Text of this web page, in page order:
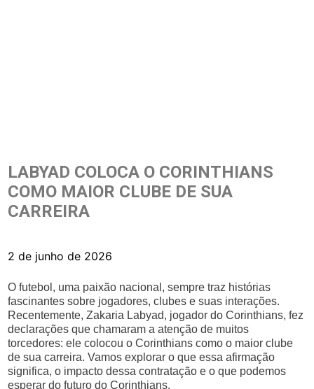
LABYAD COLOCA O CORINTHIANS
COMO MAIOR CLUBE DE SUA
CARREIRA
2 de junho de 2026
O futebol, uma paixão nacional, sempre traz histórias
fascinantes sobre jogadores, clubes e suas interações.
Recentemente, Zakaria Labyad, jogador do Corinthians, fez
declarações que chamaram a atenção de muitos
torcedores: ele colocou o Corinthians como o maior clube
de sua carreira. Vamos explorar o que essa afirmação
significa, o impacto dessa contratação e o que podemos
esperar do futuro do Corinthians.